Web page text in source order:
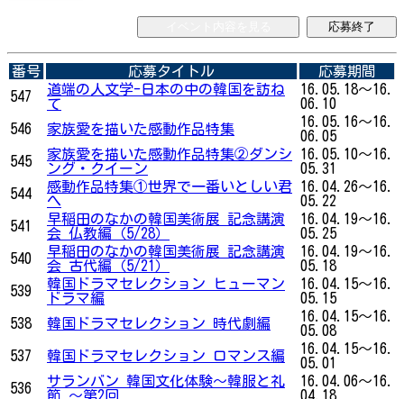
応募終了
番号 応募タイトル
応募期間
547
道端の人文学-日本の中の韓国を訪ね
て
16.05.18～16.
06.10
546
家族愛を描いた感動作品特集
16.05.16～16.
06.05
545
家族愛を描いた感動作品特集②ダンシ
ング・クイーン
16.05.10～16.
05.31
544
感動作品特集①世界で一番いとしい君
へ
16.04.26～16.
05.22
541
早稲田のなかの韓国美術展 記念講演
会 仏教編（5/28）
16.04.19～16.
05.25
540
早稲田のなかの韓国美術展 記念講演
会 古代編（5/21）
16.04.19～16.
05.18
539
韓国ドラマセレクション ヒューマン
ドラマ編
16.04.15～16.
05.15
538
韓国ドラマセレクション 時代劇編
16.04.15～16.
05.08
537
韓国ドラマセレクション ロマンス編
16.04.15～16.
05.01
536
サランバン 韓国文化体験～韓服と礼
節 ～第2回
16.04.06～16.
04.18